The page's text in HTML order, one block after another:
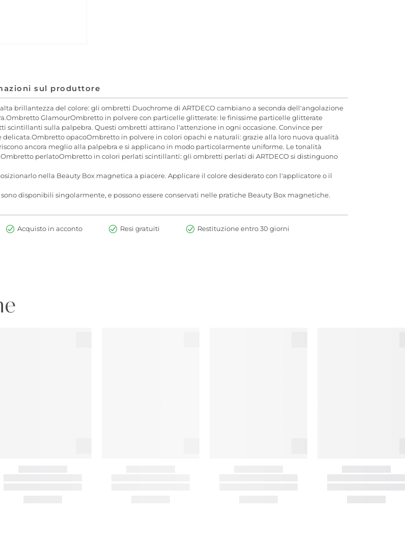
sul produttore
brillantezza del colore: gli ombretti Duochrome di ARTDECO cambiano a seconda dell'angolazione
GlamourOmbretto in polvere con particelle glitterate: le finissime particelle glitterate
scintillanti sulla palpebra. Questi ombretti attirano l'attenzione in ogni occasione. Convince per
opacoOmbretto in polvere in colori opachi e naturali: grazie alla loro nuova qualità
ancora meglio alla palpebra e si applicano in modo particolarmente uniforme. Le tonalità
perlatoOmbretto in colori perlati scintillanti: gli ombretti perlati di ARTDECO si distinguono
nella Beauty Box magnetica a piacere. Applicare il colore desiderato con l'applicatore o il
disponibili singolarmente, e possono essere conservati nelle pratiche Beauty Box magnetiche.
Acquisto in acconto Resi gratuiti Restituzione entro 30 giorni